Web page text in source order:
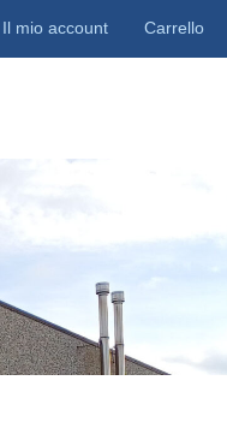
Il mio account Carrello